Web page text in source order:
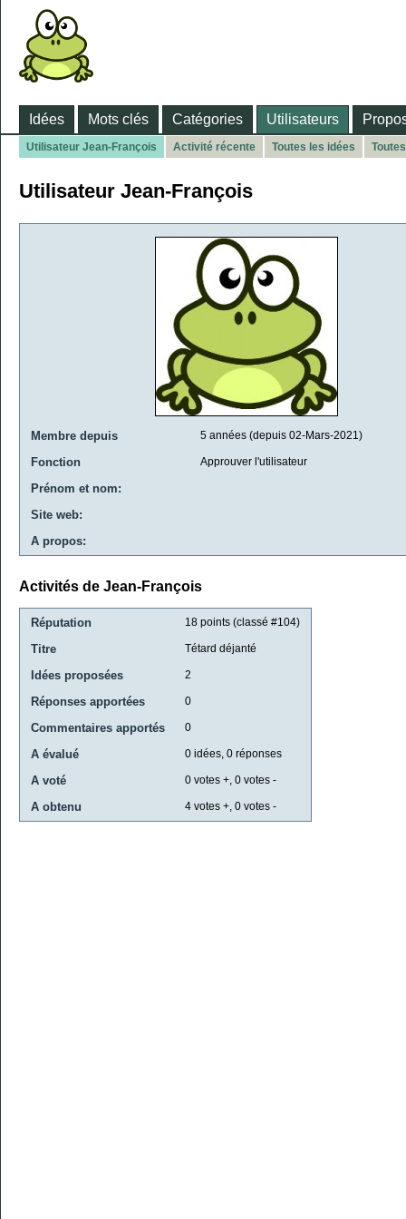
Idées Mots clés Catégories Utilisateurs
Utilisateur Jean-François Activité récente Toutes les idées
Utilisateur Jean-François
Membre depuis 5 années (depuis 02-Mars-2021)
Fonction Approuver l'utilisateur
Prénom et nom:
Site web:
A propos:
Activités de Jean-François
Réputation 18 points (classé #104)
Titre Tétard déjanté
Idées proposées 2
Réponses apportées 0
Commentaires apportés 0
A évalué 0 idées, 0 réponses
A voté 0 votes +, 0 votes -
A obtenu 4 votes +, 0 votes -